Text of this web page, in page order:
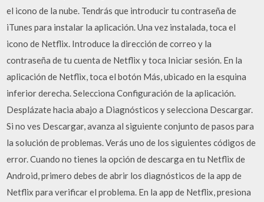
el icono de la nube. Tendrás que introducir tu contraseña de
iTunes para instalar la aplicación. Una vez instalada, toca el
icono de Netflix. Introduce la dirección de correo y la
contraseña de tu cuenta de Netflix y toca Iniciar sesión. En la
aplicación de Netflix, toca el botón Más, ubicado en la esquina
inferior derecha. Selecciona Configuración de la aplicación.
Desplázate hacia abajo a Diagnósticos y selecciona Descargar.
Si no ves Descargar, avanza al siguiente conjunto de pasos para
la solución de problemas. Verás uno de los siguientes códigos de
error. Cuando no tienes la opción de descarga en tu Netflix de
Android, primero debes de abrir los diagnósticos de la app de
Netflix para verificar el problema. En la app de Netflix, presiona